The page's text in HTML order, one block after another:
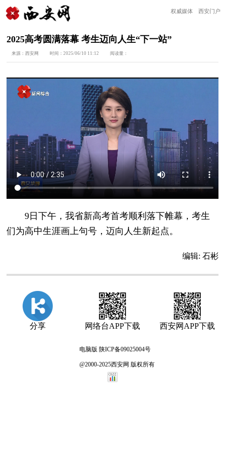
权威媒体 西安门户
2025高考圆满落幕 考生迈向人生“下一站”
来源：西安网 时间：2025/06/10 11:12 阅读量：
9日下午，我省新高考首考顺利落下帷幕，考生
们为高中生涯画上句号，迈向人生新起点。
编辑: 石彬
分享 网络台APP下载 西安网APP下载
电脑版 陕ICP备09025004号
@2000-2025西安网 版权所有